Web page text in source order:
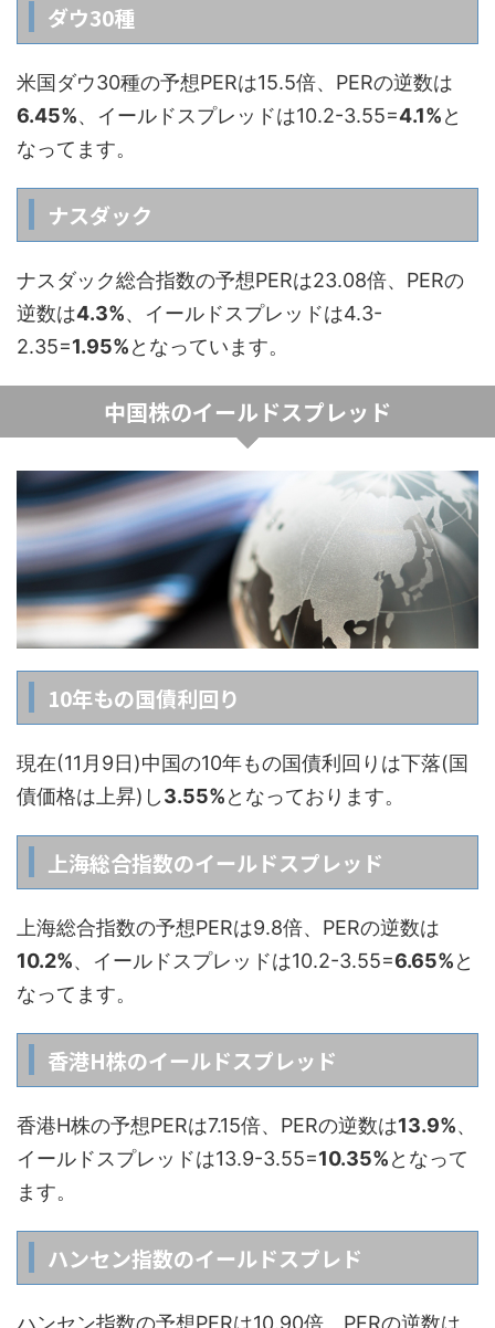
ダウ30種
米国ダウ30種の予想PERは15.5倍、PERの逆数は
6.45%、イールドスプレッドは10.2-3.55=4.1%と
なってます。
ナスダック
ナスダック総合指数の予想PERは23.08倍、PERの
逆数は4.3%、イールドスプレッドは4.3-
2.35=1.95%となっています。
中国株のイールドスプレッド
10年もの国債利回り
現在(11月9日)中国の10年もの国債利回りは下落(国
債価格は上昇)し3.55%となっております。
上海総合指数のイールドスプレッド
上海総合指数の予想PERは9.8倍、PERの逆数は
10.2%、イールドスプレッドは10.2-3.55=6.65%と
なってます。
香港H株のイールドスプレッド
香港H株の予想PERは7.15倍、PERの逆数は13.9%、
イールドスプレッドは13.9-3.55=10.35%となって
ます。
ハンセン指数のイールドスプレド
ハンセン指数の予想PERは10.90倍、PERの逆数は